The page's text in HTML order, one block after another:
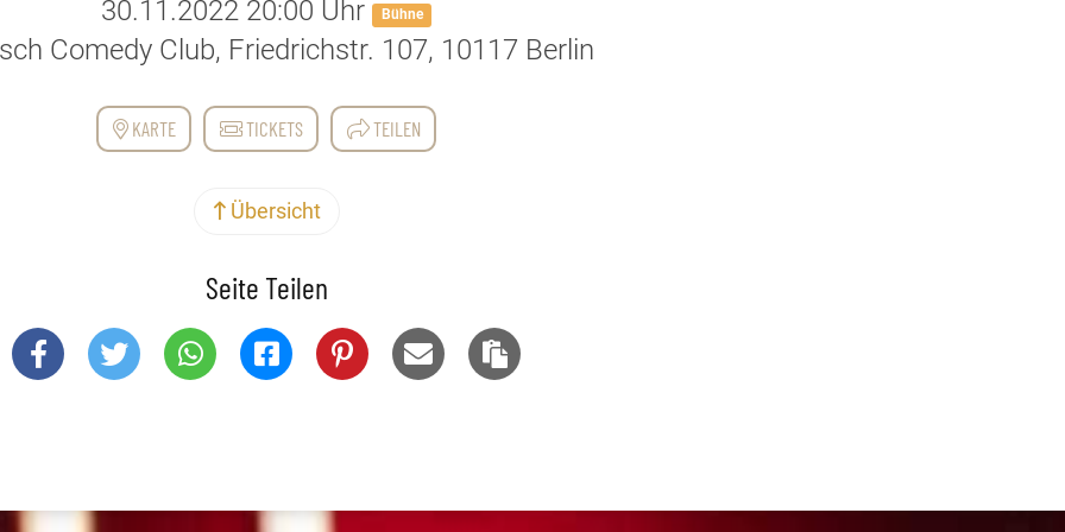
30.11.2022 20:00 Uhr Bühne
Comedy Club, Friedrichstr. 107, 10117 Berlin
KARTE TICKETS TEILEN
Übersicht
Seite Teilen